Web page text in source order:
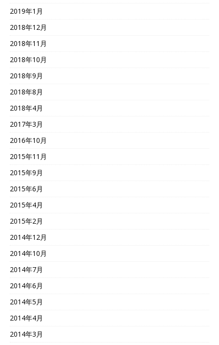
2019年1月
2018年12月
2018年11月
2018年10月
2018年9月
2018年8月
2018年4月
2017年3月
2016年10月
2015年11月
2015年9月
2015年6月
2015年4月
2015年2月
2014年12月
2014年10月
2014年7月
2014年6月
2014年5月
2014年4月
2014年3月